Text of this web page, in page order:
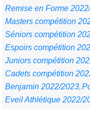
Remise en Forme
Masters compétition
Séniors compétition
Espoirs compétition
Juniors compétition
Cadets compétition
Benjamin 2022/2023
Eveil Athlétique 2022/